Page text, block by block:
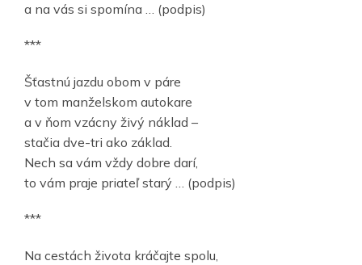
a na vás si spomína … (podpis)
***
Šťastnú jazdu obom v páre
v tom manželskom autokare
a v ňom vzácny živý náklad –
stačia dve-tri ako základ.
Nech sa vám vždy dobre darí,
to vám praje priateľ starý … (podpis)
***
Na cestách života kráčajte spolu,